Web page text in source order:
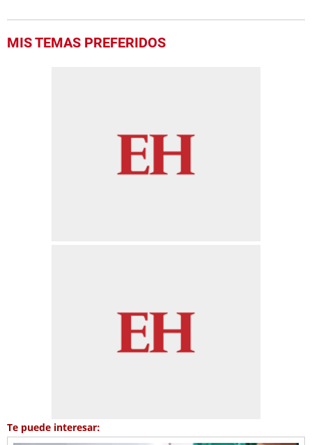
MIS TEMAS PREFERIDOS
Te puede interesar: